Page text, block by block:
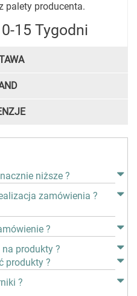
palety producenta.
15 Tygodni
niższe ?
zamówienia ?
?
na produkty ?
produkty ?
?